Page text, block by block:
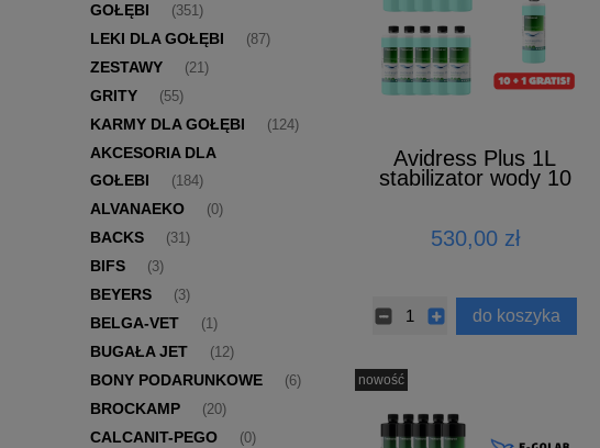
GOŁĘBI
(351)
LEKI DLA GOŁĘBI (87)
ZESTAWY (21)
GRITY (55)
KARMY DLA GOŁĘBI (124)
AKCESORIA DLA
GOŁEBI
(184)
ALVANAEKO (0)
BACKS (31)
BIFS (3)
BEYERS (3)
BELGA-VET (1)
BUGAŁA JET (12)
BONY PODARUNKOWE (6)
BROCKAMP (20)
CALCANIT-PEGO (0)
Avidress Plus 1L
stabilizator wody 10
530,00 zł
do koszyka
nowość